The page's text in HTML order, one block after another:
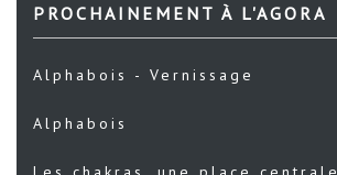
PROCHAINEMENT À L'AGORA
Alphabois - Vernissage
Alphabois